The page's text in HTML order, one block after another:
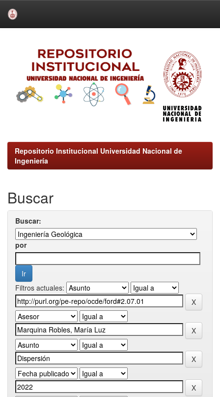
Repositorio Institucional Universidad Nacional de
Ingeniería
Buscar
Buscar:
por
Filtros actuales: